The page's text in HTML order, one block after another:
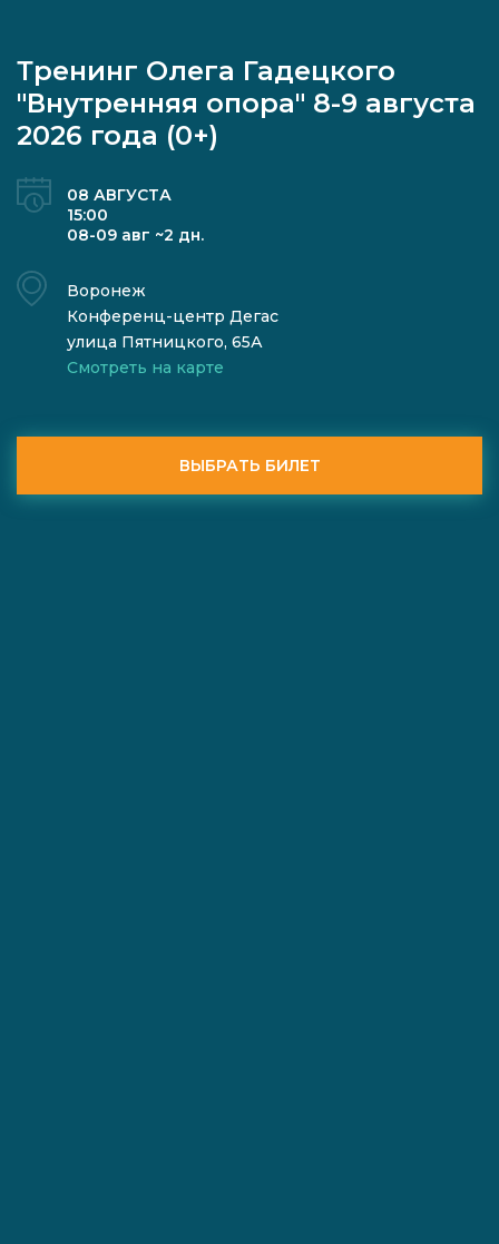
Тренинг Олега Гадецкого
"Внутренняя опора" 8-9 августа
2026 года (0+)
08 АВГУСТА
15:00
08-09 авг ~2 дн.
Воронеж
Конференц-центр Дегас
улица Пятницкого, 65А
Смотреть на карте
ВЫБРАТЬ БИЛЕТ